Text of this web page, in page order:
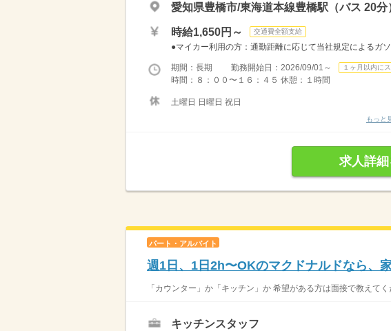
愛知県豊橋市/東海道本線豊橋駅（バス 20分
時給1,650円～ 交通費全額支給
●マイカー利用の方：通勤距離に応じて当社規定によるガ
期間：長期 勤務開始日：2026/09/01～ １ヶ月以内に
時間：８：００〜１６：４５ 休憩：１時間
土曜日 日曜日 祝日
もっと
求人詳
パート・アルバイト
週1日、1日2h〜OKのマクドナルドなら、
「カウンター」か「キッチン」か 希望がある方は面接で教え
キッチンスタッフ